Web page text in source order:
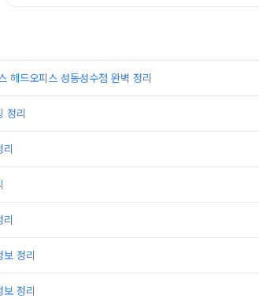
헤드오피스 성동성수점 완벽 정리
정리
정리
정리